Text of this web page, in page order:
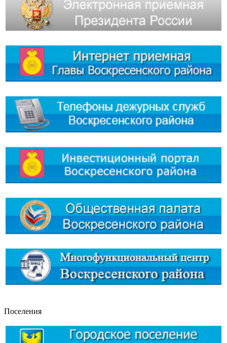
Поселения